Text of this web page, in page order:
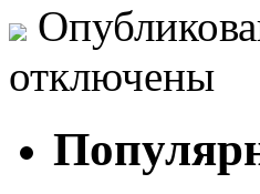
отключены